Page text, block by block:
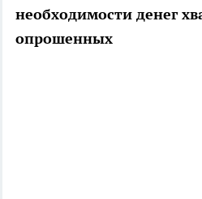
необходимости денег
опрошенных